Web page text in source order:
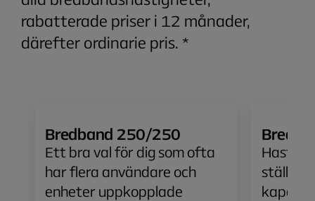
rabatterade priser i 12 månader,
därefter ordinarie pris. *
Bredband 250/250
Ett bra val för dig som ofta
har flera användare och
enheter uppkopplade
ställer